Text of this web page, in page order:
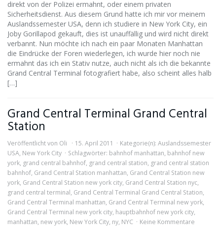
direkt von der Polizei ermahnt, oder einem privaten
Sicherheitsdienst. Aus diesem Grund hatte ich mir vor meinem
Auslandssemester USA, denn ich studiere in New York City, ein
Joby Gorillapod gekauft, dies ist unauffällig und wird nicht direkt
verbannt. Nun möchte ich nach ein paar Monaten Manhattan
die Eindrücke der Foren wiederlegen, ich wurde hier noch nie
ermahnt das ich ein Stativ nutze, auch nicht als ich die bekannte
Grand Central Terminal fotografiert habe, also scheint alles halb
[…]
Grand Central Terminal Grand Central
Station
Veröffentlicht von Oli 15. April 2011 Kategorie(n): Auslandssemester
USA, New York City Schlagwörter: bahnhof manhattan, bahnhof new
york, grand central bahnhof, grand central station, grand central station
bahnhof, Grand Central Station manhattan, Grand Central Station new
york, Grand Central Station new york city, Grand Central Station nyc,
grand central terminal, Grand Central Terminal Grand Central Station,
Grand Central Terminal manhattan, Grand Central Terminal new york,
Grand Central Terminal new york city, hauptbahnhof new york city,
manhattan, new york, New York City, ny, NYC Keine Kommentare